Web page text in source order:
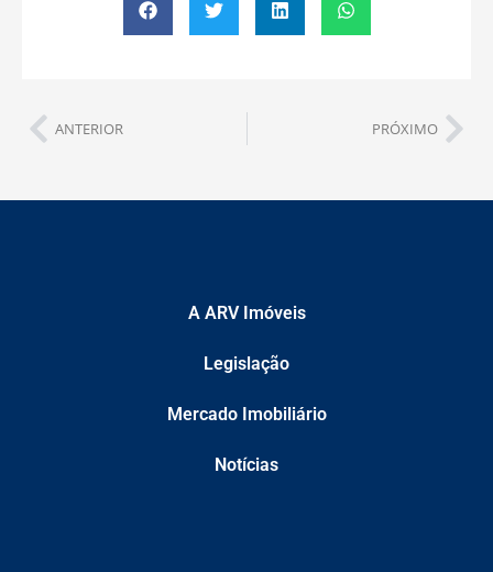
ANTERIOR PRÓXIMO
A ARV Imóveis
Legislação
Mercado Imobiliário
Notícias